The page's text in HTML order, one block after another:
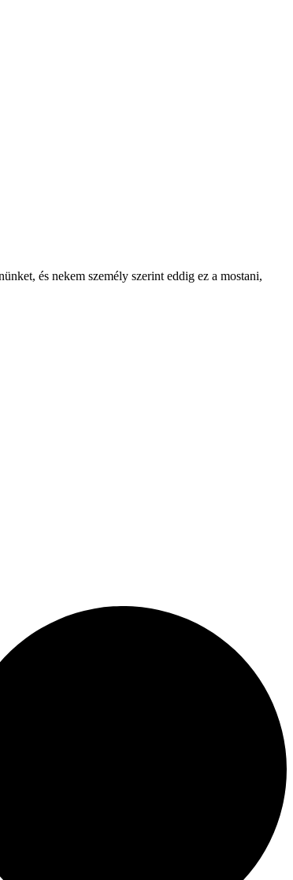
és nekem személy szerint eddig ez a mostani,